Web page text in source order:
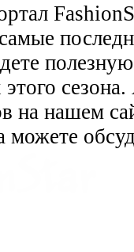
на нашем
можете